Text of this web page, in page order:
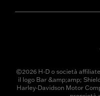
©2026 H-D o società
il logo Bar &amp;amp;
Harley-Davidson Motor